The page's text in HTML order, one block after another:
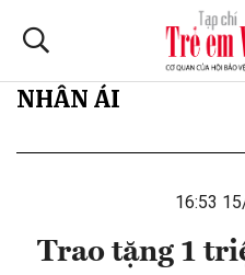
NHÂN ÁI
16:53
Trao tặng 1